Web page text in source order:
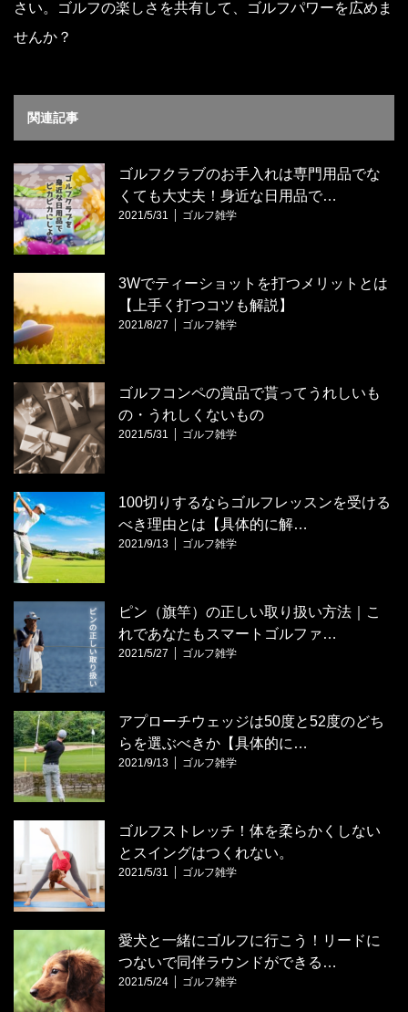
さい。ゴルフの楽しさを共有して、ゴルフパワーを広めま
せんか？
関連記事
ゴルフクラブのお手入れは専門用品でな
くても大丈夫！身近な日用品で…
2021/5/31 ゴルフ雑学
3Wでティーショットを打つメリットとは
【上手く打つコツも解説】
2021/8/27 ゴルフ雑学
ゴルフコンペの賞品で貰ってうれしいも
の・うれしくないもの
2021/5/31 ゴルフ雑学
100切りするならゴルフレッスンを受ける
べき理由とは【具体的に解…
2021/9/13 ゴルフ雑学
ピン（旗竿）の正しい取り扱い方法｜こ
れであなたもスマートゴルファ…
2021/5/27 ゴルフ雑学
アプローチウェッジは50度と52度のどち
らを選ぶべきか【具体的に…
2021/9/13 ゴルフ雑学
ゴルフストレッチ！体を柔らかくしない
とスイングはつくれない。
2021/5/31 ゴルフ雑学
愛犬と一緒にゴルフに行こう！リードに
つないで同伴ラウンドができる…
2021/5/24 ゴルフ雑学